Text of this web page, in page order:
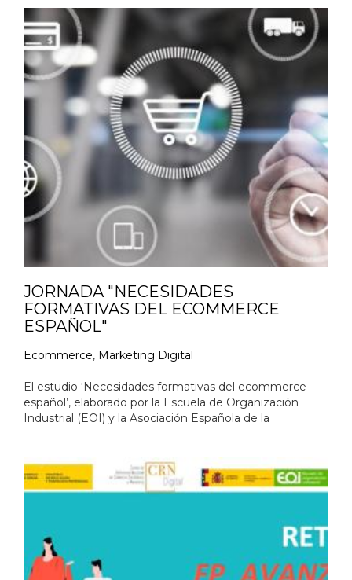
JORNADA "NECESIDADES
FORMATIVAS DEL ECOMMERCE
ESPAÑOL"
Ecommerce, Marketing Digital
El estudio ‘Necesidades formativas del ecommerce
español’, elaborado por la Escuela de Organización
Industrial (EOI) y la Asociación Española de la